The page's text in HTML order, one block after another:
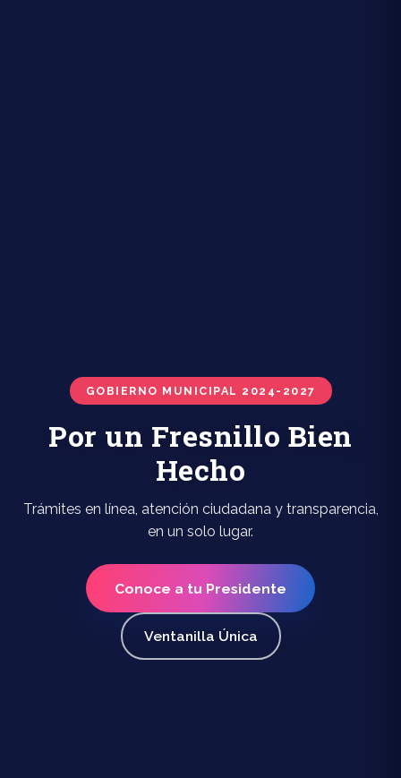
GOBIERNO MUNICIPAL 2024-2027
Por un Fresnillo Bien
Hecho
Trámites en línea, atención ciudadana y transparencia,
en un solo lugar.
Conoce a tu Presidente
Ventanilla Única